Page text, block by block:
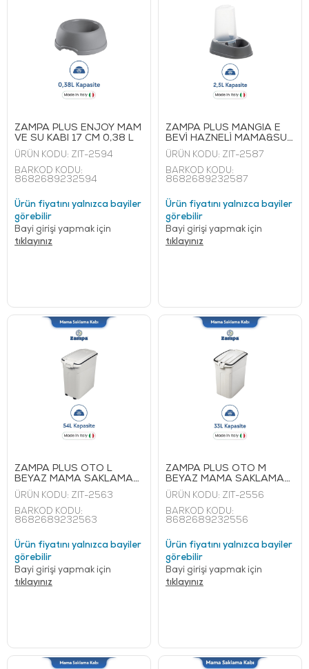
ZAMPA PLUS ENJOY MAM
VE SU KABI 17 CM 0,38 L
ÜRÜN KODU: ZIT-2594
BARKOD KODU:
8682689232594
Ürün fiyatını yalnızca bayiler
görebilir
Bayi girişi yapmak için
tıklayınız
ZAMPA PLUS MANGIA E
BEVİ HAZNELİ MAMA&SU
KABI 2,5 L
ÜRÜN KODU: ZIT-2587
BARKOD KODU:
8682689232587
Ürün fiyatını yalnızca bayiler
görebilir
Bayi girişi yapmak için
tıklayınız
ZAMPA PLUS OTO L
BEYAZ MAMA SAKLAMA
KABI 54 L
ÜRÜN KODU: ZIT-2563
BARKOD KODU:
8682689232563
Ürün fiyatını yalnızca bayiler
görebilir
Bayi girişi yapmak için
tıklayınız
ZAMPA PLUS OTO M
BEYAZ MAMA SAKLAMA
KABI 33 L
ÜRÜN KODU: ZIT-2556
BARKOD KODU:
8682689232556
Ürün fiyatını yalnızca bayiler
görebilir
Bayi girişi yapmak için
tıklayınız